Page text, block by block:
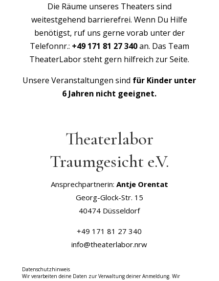
Die Räume unseres Theaters sind
weitestgehend barrierefrei. Wenn Du Hilfe
benötigst, ruf uns gerne vorab unter der
Telefonnr.: +49 171 81 27 340an. Das Team
TheaterLabor steht gern hilfreich zur Seite.
Unsere Veranstaltungen sind für Kinder unter
6 Jahren nicht geeignet.
Theaterlabor
Traumgesicht e.V.
Ansprechpartnerin: Antje Orentat
Georg-Glock-Str. 15
40474 Düsseldorf
+49 171 81 27 340
info@theaterlabor.nrw
Datenschutzhinweis
Wir verarbeiten deine Daten zur Verwaltung deiner Anmeldung. Wir